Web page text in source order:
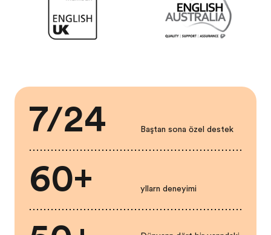
7/24 Baştan sona özel destek
60+ yılların deneyimi